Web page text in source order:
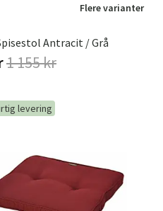
Flere varianter
Antracit / Grå
1 155 kr
levering